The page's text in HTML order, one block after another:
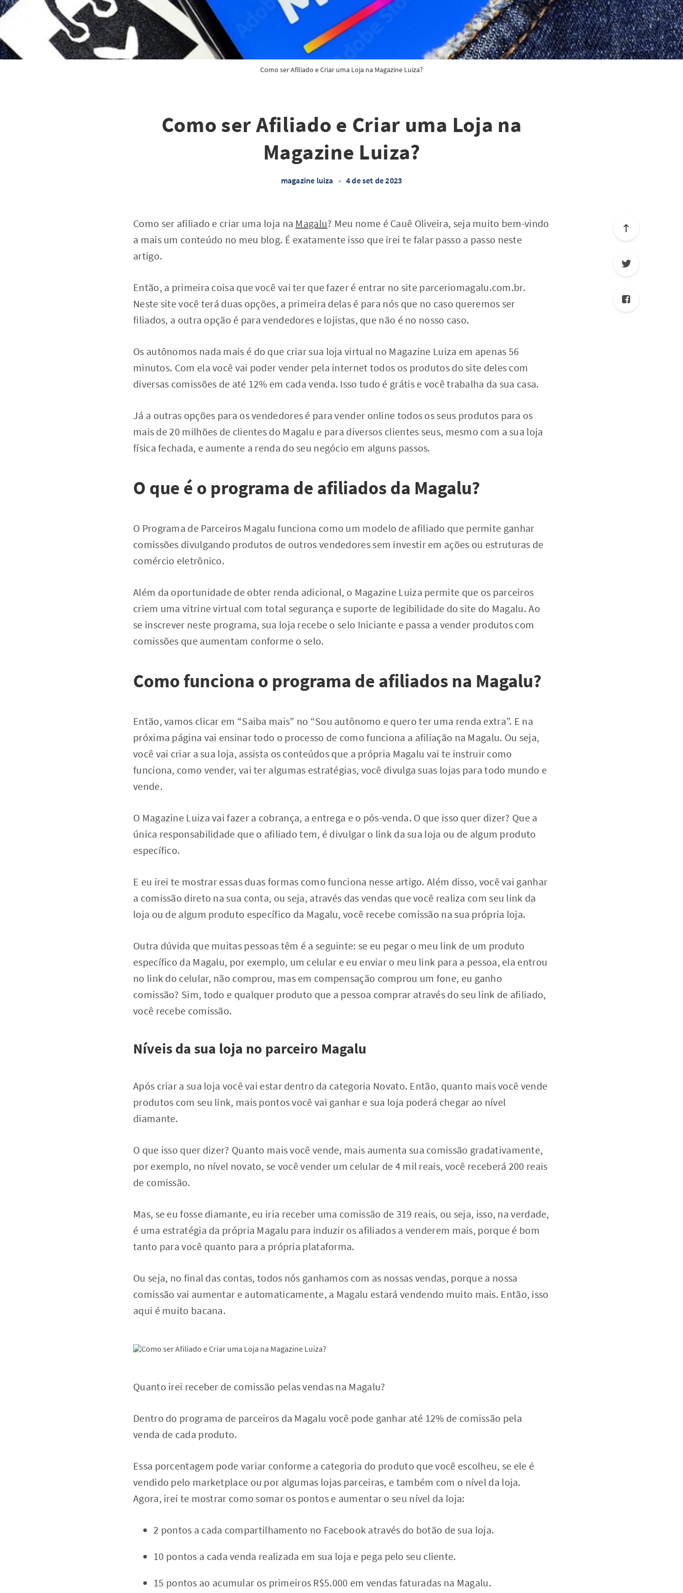
Como ser Afiliado e Criar uma Loja na Magazine Luiza?
Como ser Afiliado e Criar uma Loja na
Magazine Luiza?
magazine luiza • 4 de set de 2023
Como ser afiliado e criar uma loja na Magalu? Meu nome é Cauê Oliveira, seja muito bem-vindo
a mais um conteúdo no meu blog. É exatamente isso que irei te falar passo a passo neste
artigo.
Então, a primeira coisa que você vai ter que fazer é entrar no site parceriomagalu.com.br.
Neste site você terá duas opções, a primeira delas é para nós que no caso queremos ser
filiados, a outra opção é para vendedores e lojistas, que não é no nosso caso.
Os autônomos nada mais é do que criar sua loja virtual no Magazine Luiza em apenas 56
minutos. Com ela você vai poder vender pela internet todos os produtos do site deles com
diversas comissões de até 12% em cada venda. Isso tudo é grátis e você trabalha da sua casa.
Já a outras opções para os vendedores é para vender online todos os seus produtos para os
mais de 20 milhões de clientes do Magalu e para diversos clientes seus, mesmo com a sua loja
física fechada, e aumente a renda do seu negócio em alguns passos.
O que é o programa de afiliados da Magalu?
O Programa de Parceiros Magalu funciona como um modelo de afiliado que permite ganhar
comissões divulgando produtos de outros vendedores sem investir em ações ou estruturas de
comércio eletrônico.
Além da oportunidade de obter renda adicional, o Magazine Luiza permite que os parceiros
criem uma vitrine virtual com total segurança e suporte de legibilidade do site do Magalu. Ao
se inscrever neste programa, sua loja recebe o selo Iniciante e passa a vender produtos com
comissões que aumentam conforme o selo.
Como funciona o programa de afiliados na Magalu?
Então, vamos clicar em “Saiba mais” no “Sou autônomo e quero ter uma renda extra”. E na
próxima página vai ensinar todo o processo de como funciona a afiliação na Magalu. Ou seja,
você vai criar a sua loja, assista os conteúdos que a própria Magalu vai te instruir como
funciona, como vender, vai ter algumas estratégias, você divulga suas lojas para todo mundo e
vende.
O Magazine Luiza vai fazer a cobrança, a entrega e o pós-venda. O que isso quer dizer? Que a
única responsabilidade que o afiliado tem, é divulgar o link da sua loja ou de algum produto
específico.
E eu irei te mostrar essas duas formas como funciona nesse artigo. Além disso, você vai ganhar
a comissão direto na sua conta, ou seja, através das vendas que você realiza com seu link da
loja ou de algum produto específico da Magalu, você recebe comissão na sua própria loja.
Outra dúvida que muitas pessoas têm é a seguinte: se eu pegar o meu link de um produto
específico da Magalu, por exemplo, um celular e eu enviar o meu link para a pessoa, ela entrou
no link do celular, não comprou, mas em compensação comprou um fone, eu ganho
comissão? Sim, todo e qualquer produto que a pessoa comprar através do seu link de afiliado,
você recebe comissão.
Níveis da sua loja no parceiro Magalu
Após criar a sua loja você vai estar dentro da categoria Novato. Então, quanto mais você vende
produtos com seu link, mais pontos você vai ganhar e sua loja poderá chegar ao nível
diamante.
O que isso quer dizer? Quanto mais você vende, mais aumenta sua comissão gradativamente,
por exemplo, no nível novato, se você vender um celular de 4 mil reais, você receberá 200 reais
de comissão.
Mas, se eu fosse diamante, eu iria receber uma comissão de 319 reais, ou seja, isso, na verdade,
é uma estratégia da própria Magalu para induzir os afiliados a venderem mais, porque é bom
tanto para você quanto para a própria plataforma.
Ou seja, no final das contas, todos nós ganhamos com as nossas vendas, porque a nossa
comissão vai aumentar e automaticamente, a Magalu estará vendendo muito mais. Então, isso
aqui é muito bacana.
Quanto irei receber de comissão pelas vendas na Magalu?
Dentro do programa de parceiros da Magalu você pode ganhar até 12% de comissão pela
venda de cada produto.
Essa porcentagem pode variar conforme a categoria do produto que você escolheu, se ele é
vendido pelo marketplace ou por algumas lojas parceiras, e também com o nível da loja.
Agora, irei te mostrar como somar os pontos e aumentar o seu nível da loja:
2 pontos a cada compartilhamento no Facebook através do botão de sua loja.
10 pontos a cada venda realizada em sua loja e pega pelo seu cliente.
15 pontos ao acumular os primeiros R$5.000 em vendas faturadas na Magalu.